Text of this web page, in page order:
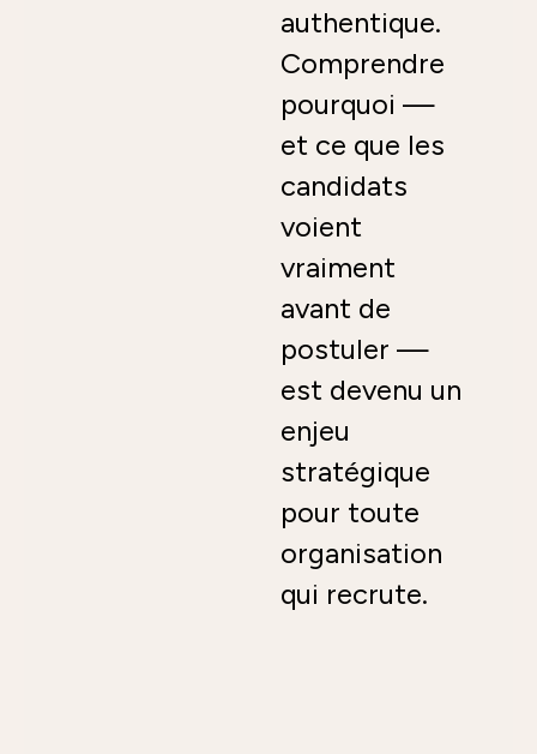
authentique.
Comprendre
pourquoi —
et ce que les
candidats
voient
vraiment
avant de
postuler —
est devenu un
enjeu
stratégique
pour toute
organisation
qui recrute.